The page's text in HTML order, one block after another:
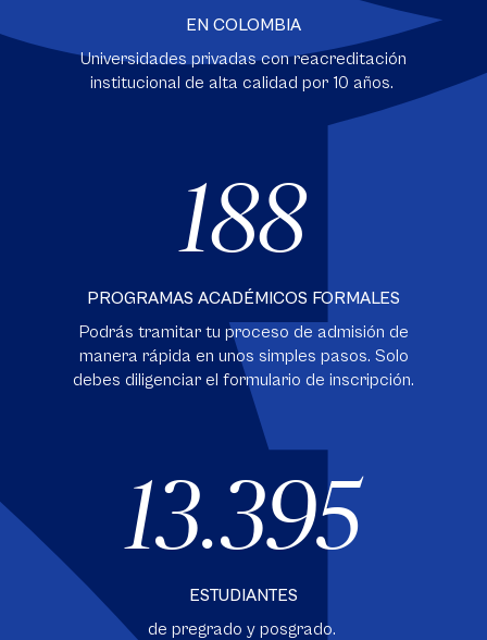
EN COLOMBIA
Universidades privadas con reacreditación
institucional de alta calidad por 10 años.
188
PROGRAMAS ACADÉMICOS FORMALES
Podrás tramitar tu proceso de admisión de
manera rápida en unos simples pasos. Solo
debes diligenciar el formulario de inscripción.
13.395
ESTUDIANTES
de pregrado y posgrado.